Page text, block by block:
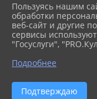
2026 г. muzeitet.ru
Вход
Карта сайта
Политика
Сделано на KubCMS
Пользуясь нашим
обработки
веб-сайт и другие
сервисы
"Госуслуги",
Подробнее
Подтверждаю